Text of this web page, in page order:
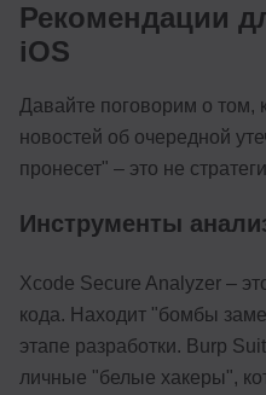
Рекомендации
iOS
Давайте поговорим о том,
новостей об очередной
пронесет" – это не
Инструменты
Xcode Secure Analyzer –
кода. Находит "бомбы
этапе разработки. Burp
личные "белые хакеры",